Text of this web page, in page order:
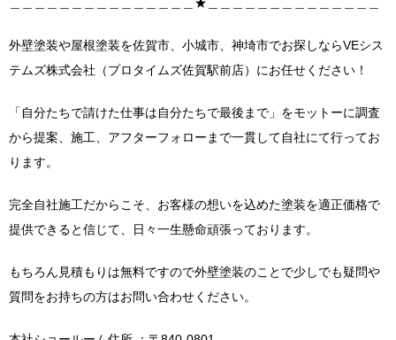
外壁塗装や屋根塗装を佐賀市、小城市、神埼市でお探しならVEシス
テムズ株式会社（プロタイムズ佐賀駅前店）にお任せください！
「自分たちで請けた仕事は自分たちで最後まで」をモットーに調査
から提案、施工、アフターフォローまで一貫して自社にて行ってお
ります。
完全自社施工だからこそ、お客様の想いを込めた塗装を適正価格で
提供できると信じて、日々一生懸命頑張っております。
もちろん見積もりは無料ですので外壁塗装のことで少しでも疑問や
質問をお持ちの方はお問い合わせください。